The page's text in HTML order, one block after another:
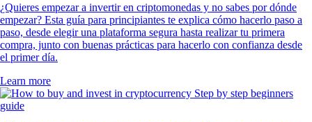
¿Quieres empezar a invertir en criptomonedas y no sabes por dónde
empezar? Esta guía para principiantes te explica cómo hacerlo paso a
paso, desde elegir una plataforma segura hasta realizar tu primera
compra, junto con buenas prácticas para hacerlo con confianza desde
el primer día.
Learn more